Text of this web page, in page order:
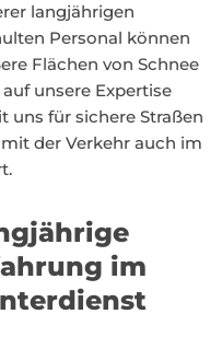
langjährigen
Personal können
Flächen von Schnee
unsere Expertise
uns für sichere Straßen
der Verkehr auch im
im